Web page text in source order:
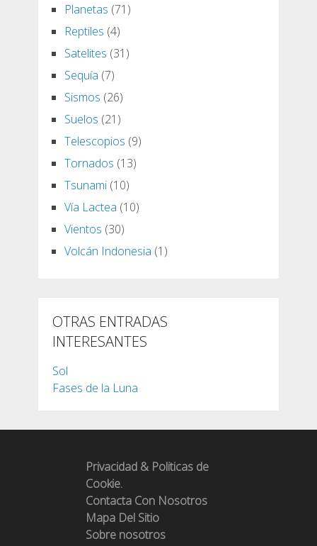
Planetas (71)
Reptiles (4)
Satelites (31)
Sequía (7)
Sismos (26)
Suelos (21)
Telescopios (9)
Tornados (13)
Tsunami(10)
Vía Lactea (10)
Vientos (30)
Volcán Indonesia (1)
OTRAS ENTRADAS
INTERESANTES
Sol
Fases de la Luna
Privacidad & Politicas de
Cookie.
Contacta Con Nosotros
Mapa Del Sitio
Sobre nosotros